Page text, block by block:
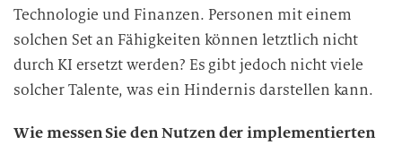
Technologie und Finanzen. Personen mit einem
solchen Set an Fähigkeiten können letztlich nicht
durch KI ersetzt werden? Es gibt jedoch nicht viele
solcher Talente, was ein Hindernis darstellen kann.
Wie messen Sie den Nutzen der implementierten